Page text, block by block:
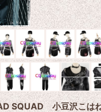
SQUAD 小豆沢こ